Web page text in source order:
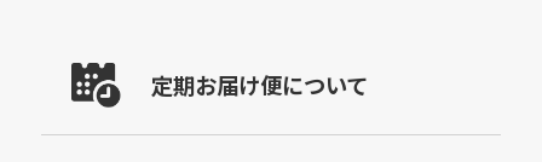
定期お届け便について